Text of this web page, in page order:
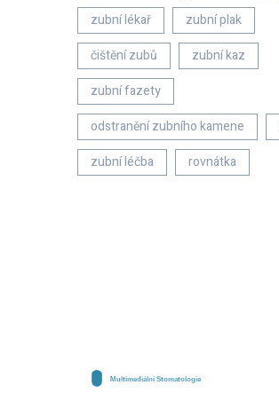
zubní lékař
zubní plak
čištění zubů
zubní kaz
zubní fazety
odstranění zubního kamene
zubní léčba
rovnátka